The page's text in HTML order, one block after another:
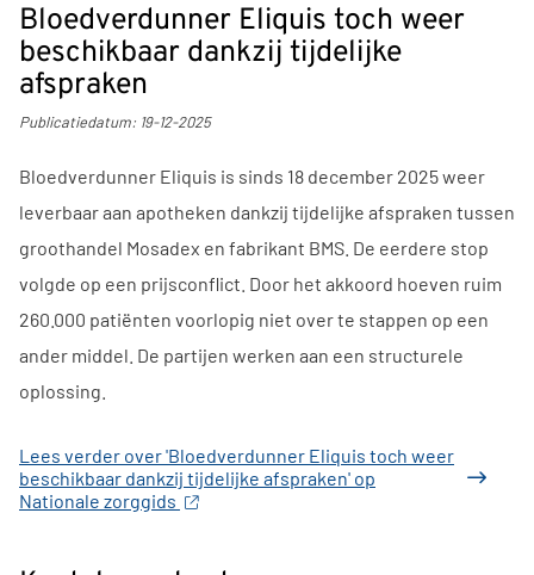
Bloedverdunner Eliquis toch weer
beschikbaar dankzij tijdelijke
afspraken
Publicatiedatum: 19-12-2025
Bloedverdunner Eliquis is sinds 18 december 2025 weer
leverbaar aan apotheken dankzij tijdelijke afspraken tussen
groothandel Mosadex en fabrikant BMS. De eerdere stop
volgde op een prijsconflict. Door het akkoord hoeven ruim
260.000 patiënten voorlopig niet over te stappen op een
ander middel. De partijen werken aan een structurele
oplossing.
Lees verder over 'Bloedverdunner Eliquis toch weer
beschikbaar dankzij tijdelijke afspraken' op
Nationale zorggids